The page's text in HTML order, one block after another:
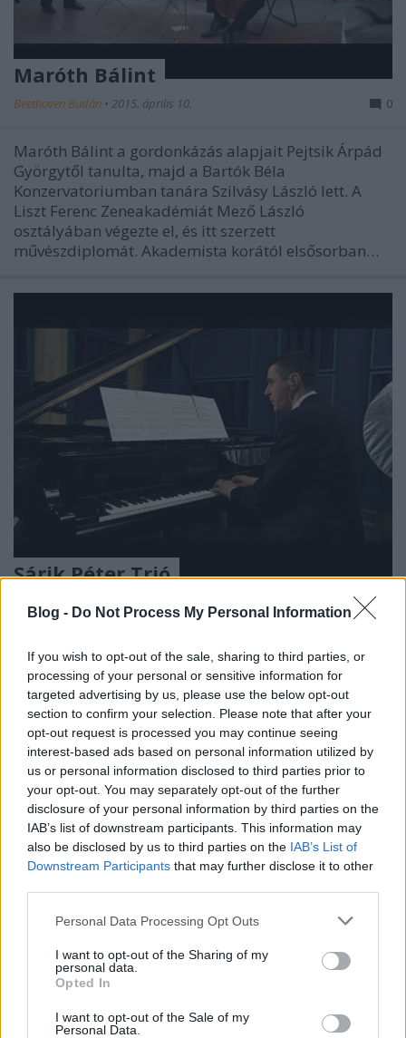
Blog - Do Not Process My Personal Information
If you wish to opt-out of the sale, sharing to third parties, or
processing of your personal or sensitive information for
targeted advertising by us, please use the below opt-out
section to confirm your selection. Please note that after your
opt-out request is processed you may continue seeing
interest-based ads based on personal information utilized by
us or personal information disclosed to third parties prior to
your opt-out. You may separately opt-out of the further
disclosure of your personal information by third parties on the
IAB’s list of downstream participants. This information may
also be disclosed by us to third parties on the IAB’s List of
Downstream Participants that may further disclose it to other
Please note that this website/app uses one or more Google
not limited to your visit or usage behaviour. You may click to
grant or deny consent to Google and its third-party tags to
use your data for below specified purposes in below Google
consent section.
Personal Data Processing Opt Outs
I want to opt-out of the Sharing of my
personal data.
Opted In
I want to opt-out of the Sale of my
Personal Data.
Maróth Bálint
Beethoven Budán • 2015. április 10. 0
Maróth Bálint a gordonkázás alapjait Pejtsik Árpád
Györgytől tanulta, majd a Bartók Béla
Konzervatoriumban tanára Szilvásy László lett. A
Liszt Ferenc Zeneakadémiát Mező László
osztályában végezte el, és itt szerzett
művészdiplomát. Akademista korától elsősorban…
Sárik Péter Trió
A Sárik Péter jazz-zongoraművész, zeneszerző
nevével fémjelzett zenekar közel egy évtizede
meghatározó szereplője a magyar jazz életnek. A
Sárik Péter Trió az alapító tagokkal négy albumot
jelentetett meg: Better Tomorrow (2008), Pieces
(2010), a Fonogram-díjas…